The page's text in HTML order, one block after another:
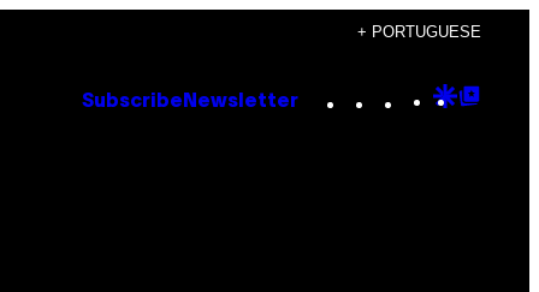
+ PORTUGUESE
Subscribe Newsletter Instagram
TikTok
YouTube
Google